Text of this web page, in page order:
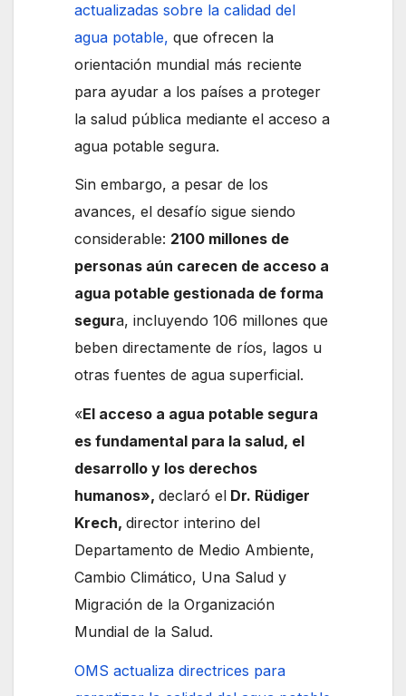
actualizadas sobre la calidad del
agua potable, que ofrecen la
orientación mundial más reciente
para ayudar a los países a proteger
la salud pública mediante el acceso a
agua potable segura.
Sin embargo, a pesar de los
avances, el desafío sigue siendo
considerable: 2100 millones de
personas aún carecen de acceso a
agua potable gestionada de forma
segura, incluyendo 106 millones que
beben directamente de ríos, lagos u
otras fuentes de agua superficial.
«El acceso a agua potable segura
es fundamental para la salud, el
desarrollo y los derechos
humanos»,declaró el Dr. Rüdiger
Krech,director interino del
Departamento de Medio Ambiente,
Cambio Climático, Una Salud y
Migración de la Organización
Mundial de la Salud.
OMS actualiza directrices para